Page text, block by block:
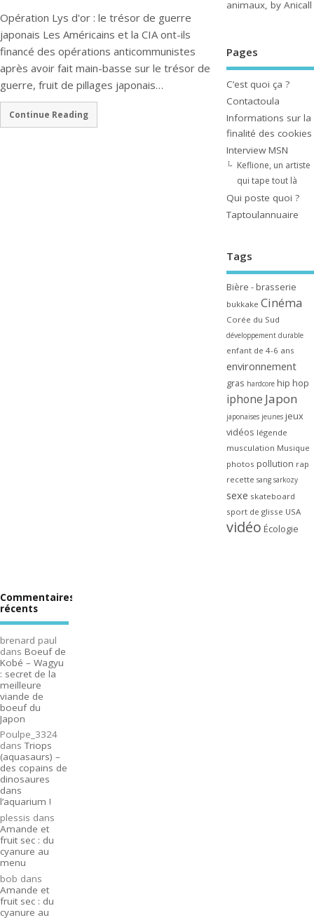
Opération Lys d'or : le trésor de guerre
japonais Les Américains et la CIA ont-ils
financé des opérations anticommunistes
après avoir fait main-basse sur le trésor de
guerre, fruit de pillages japonais…
Continue Reading
animaux, by Anicall
Pages
C’est quoi ça ?
Contactoula
Informations sur la
finalité des cookies
Interview MSN
Keflione, un artiste
qui tape tout là
Qui poste quoi ?
Taptoulannuaire
Tags
Bière - brasserie
bukkake Cinéma
Corée du Sud
développement durable
enfant de 4-6 ans
environnement
gras hardcore hip hop
iphone Japon
japonaises jeunes jeux
vidéos légende
musculation Musique
photos pollution rap
recette sang sarkozy
sexe skateboard
sport de glisse USA
vidéo Écologie
Commentaires
récents
brenard paul
dans Boeuf de
Kobé – Wagyu
: secret de la
meilleure
viande de
boeuf du
Japon
Poulpe_3324
dansTriops
(aquasaurs) –
des copains de
dinosaures
dans
l’aquarium !
plessis dans
Amande et
fruit sec : du
cyanure au
menu
bob dans
Amande et
fruit sec : du
cyanure au